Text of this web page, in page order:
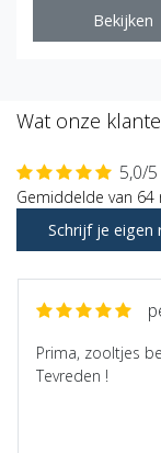
Bekijken
Wat onze
5,0/5
Gemiddelde van 64
Schrijf je eigen
Prima, zooltjes
Tevreden !